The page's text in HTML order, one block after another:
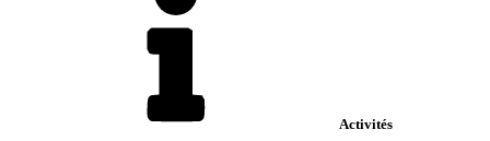
Activités